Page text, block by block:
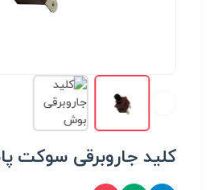
کلید جاروبرقی سوکت